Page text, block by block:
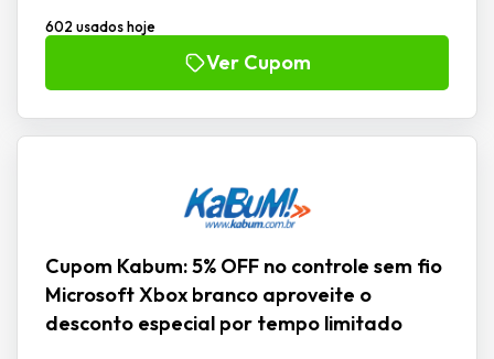
602 usados hoje
Ver Cupom
Cupom Kabum: 5% OFF no controle sem fio
Microsoft Xbox branco aproveite o
desconto especial por tempo limitado